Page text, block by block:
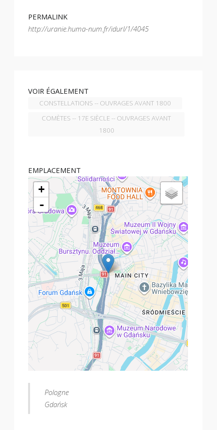
PERMALINK
http://uranie.huma-num.fr/idurl/1/4045
VOIR ÉGALEMENT
CONSTELLATIONS -- OUVRAGES AVANT 1800
COMÈTES -- 17E SIÈCLE -- OUVRAGES AVANT
1800
EMPLACEMENT
+
-
Pologne
Gdańsk